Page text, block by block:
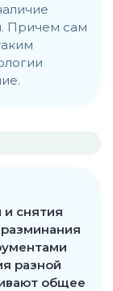
Причем сам
и снятия
разной
общее